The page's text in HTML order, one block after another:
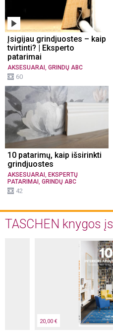
Įsigijau grindjuostes – kaip
tvirtinti? | Eksperto
patarimai
AKSESUARAI , GRINDŲ ABC
60
10 patarimų, kaip išsirinkti
grindjuostes
AKSESUARAI EKSPERTŲ
PATARIMAI GRINDŲ ABC
42
TASCHEN knygos
20,00 €